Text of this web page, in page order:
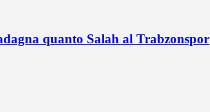
quanto Salah al Trabzonspor